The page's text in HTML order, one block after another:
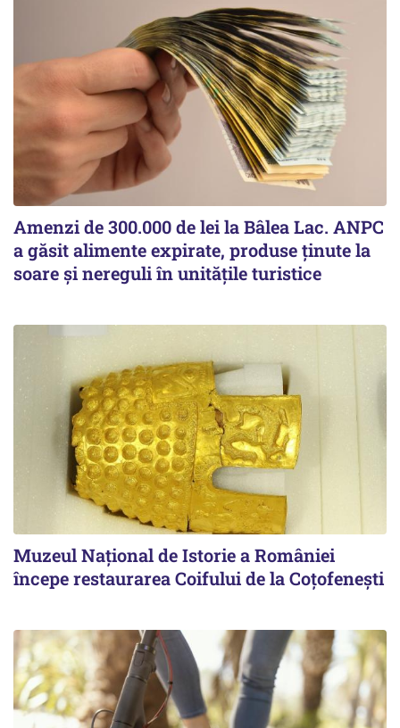
Amenzi de 300.000 de lei la Bâlea Lac. ANPC
a găsit alimente expirate, produse ținute la
soare și nereguli în unitățile turistice
Muzeul Național de Istorie a României
începe restaurarea Coifului de la Coțofenești